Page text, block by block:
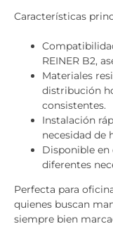
Características
REINER B2,
Materiales
distribución
consistentes.
Instalación
necesidad de
Disponible en
diferentes
Perfecta para
quienes buscan
siempre bien